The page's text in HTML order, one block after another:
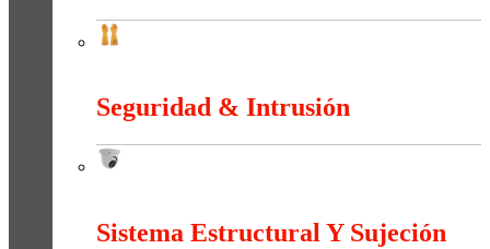
Seguridad & Intrusión
Sistema Estructural Y Sujeción